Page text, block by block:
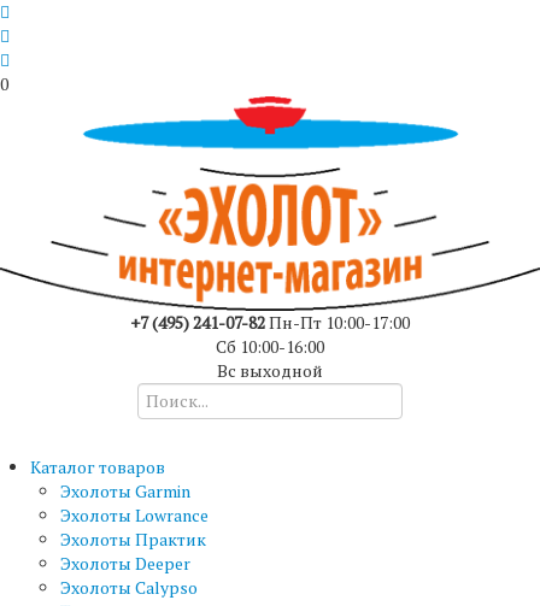
0
+7 (495) 241-07-82Пн-Пт 10:00-17:00
Сб 10:00-16:00
Вс выходной
Каталог товаров
Эхолоты Garmin
Эхолоты Lowrance
Эхолоты Практик
Эхолоты Deeper
Эхолоты Calypso